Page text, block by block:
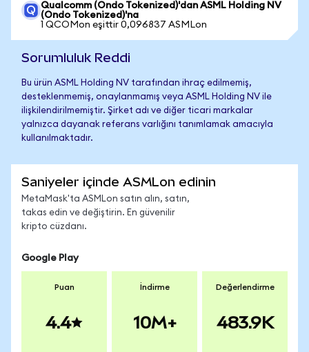
Qualcomm (Ondo Tokenized)'dan ASML Holding NV
(Ondo Tokenized)'na
1 QCOMon eşittir 0,096837 ASMLon
Sorumluluk Reddi
Bu ürün ASML Holding NV tarafından ihraç edilmemiş,
desteklenmemiş, onaylanmamış veya ASML Holding NV ile
ilişkilendirilmemiştir. Şirket adı ve diğer ticari markalar
yalnızca dayanak referans varlığını tanımlamak amacıyla
kullanılmaktadır.
Saniyeler içinde ASMLon edinin
MetaMask'ta ASMLon satın alın, satın,
takas edin ve değiştirin. En güvenilir
kripto cüzdanı.
Google Play
Puan
4.4
İndirme
10M+
Değerlendirme
483.9K